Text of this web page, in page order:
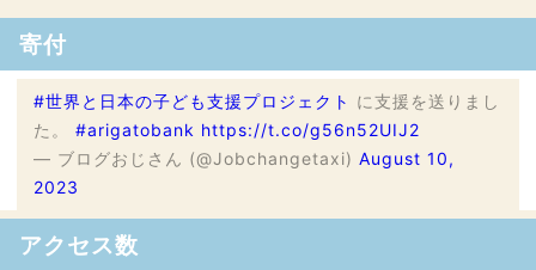
寄付
#世界と日本の子ども支援プロジェクト に支援を送りまし
た。 #arigatobank https://t.co/g56n52UIJ2
— ブログおじさん (@Jobchangetaxi) August 10,
2023
アクセス数